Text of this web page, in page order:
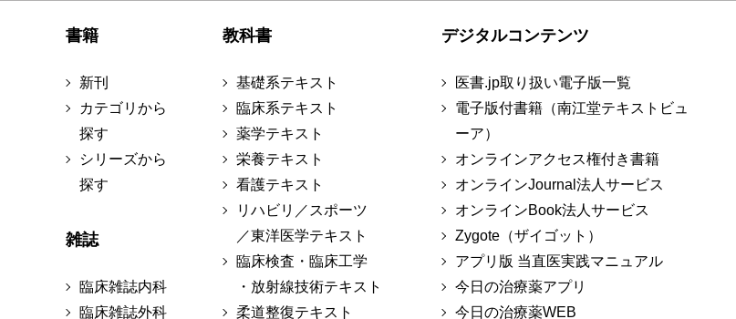
書籍
新刊
カテゴリから
探す
シリーズから
探す
雑誌
臨床雑誌内科
臨床雑誌外科
教科書
基礎系テキスト
臨床系テキスト
薬学テキスト
栄養テキスト
看護テキスト
リハビリ／スポーツ
／東洋医学テキスト
臨床検査・臨床工学
・放射線技術テキスト
柔道整復テキスト
デジタルコンテンツ
医書.jp取り扱い電子版一覧
電子版付書籍（南江堂テキストビュ
ーア）
オンラインアクセス権付き書籍
オンラインJournal法人サービス
オンラインBook法人サービス
Zygote（ザイゴット）
アプリ版 当直医実践マニュアル
今日の治療薬アプリ
今日の治療薬WEB